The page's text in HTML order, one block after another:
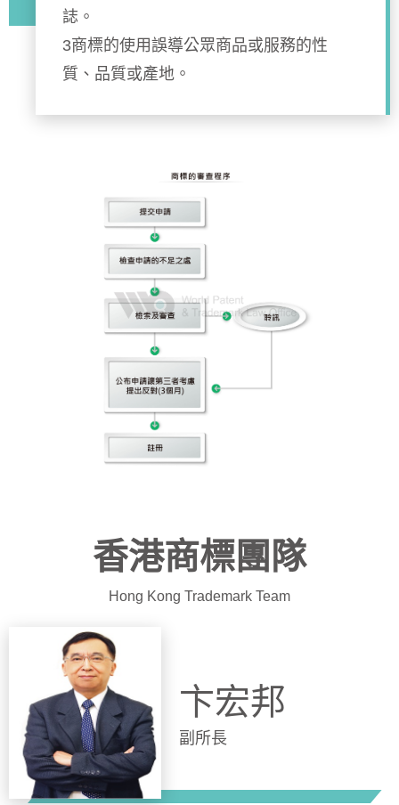
誌。
3商標的使用誤導公眾商品或服務的性
質、品質或產地。
香港商標團隊
Hong Kong Trademark Team
卞宏邦
副所長